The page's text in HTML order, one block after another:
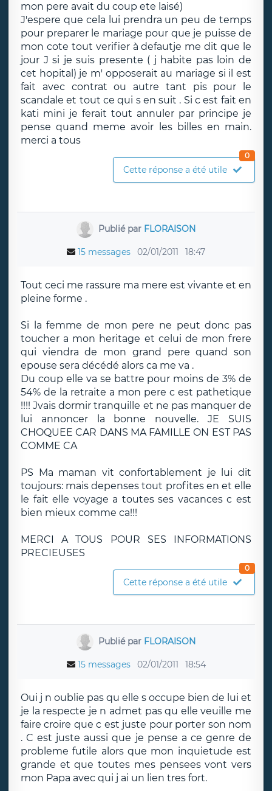
mon pere avait du coup ete laisé)
J'espere que cela lui prendra un peu de temps
pour preparer le mariage pour que je puisse de
mon cote tout verifier à defautje me dit que le
jour J si je suis presente ( j habite pas loin de
cet hopital) je m' opposerait au mariage si il est
fait avec contrat ou autre tant pis pour le
scandale et tout ce qui s en suit . Si c est fait en
kati mini je ferait tout annuler par principe je
pense quand meme avoir les billes en main.
merci a tous
Cette réponse a été utile
0
Publié par FLORAISON
15 messages 02/01/2011 18:47
Tout ceci me rassure ma mere est vivante et en
pleine forme .
Si la femme de mon pere ne peut donc pas
toucher a mon heritage et celui de mon frere
qui viendra de mon grand pere quand son
epouse sera décédé alors ca me va .
Du coup elle va se battre pour moins de 3% de
54% de la retraite a mon pere c est pathetique
!!!! Jvais dormir tranquille et ne pas manquer de
lui annoncer la bonne nouvelle. JE SUIS
CHOQUEE CAR DANS MA FAMILLE ON EST PAS
COMME CA
PS Ma maman vit confortablement je lui dit
toujours: mais depenses tout profites en et elle
le fait elle voyage a toutes ses vacances c est
bien mieux comme ca!!!
MERCI A TOUS POUR SES INFORMATIONS
PRECIEUSES
Cette réponse a été utile
0
Publié par FLORAISON
15 messages 02/01/2011 18:54
Oui j n oublie pas qu elle s occupe bien de lui et
je la respecte je n admet pas qu elle veuille me
faire croire que c est juste pour porter son nom
. C est juste aussi que je pense a ce genre de
probleme futile alors que mon inquietude est
grande et que toutes mes pensees vont vers
mon Papa avec qui j ai un lien tres fort.